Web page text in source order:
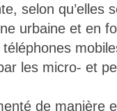
selon qu’elles
urbaine et en
les micro- et
de manière